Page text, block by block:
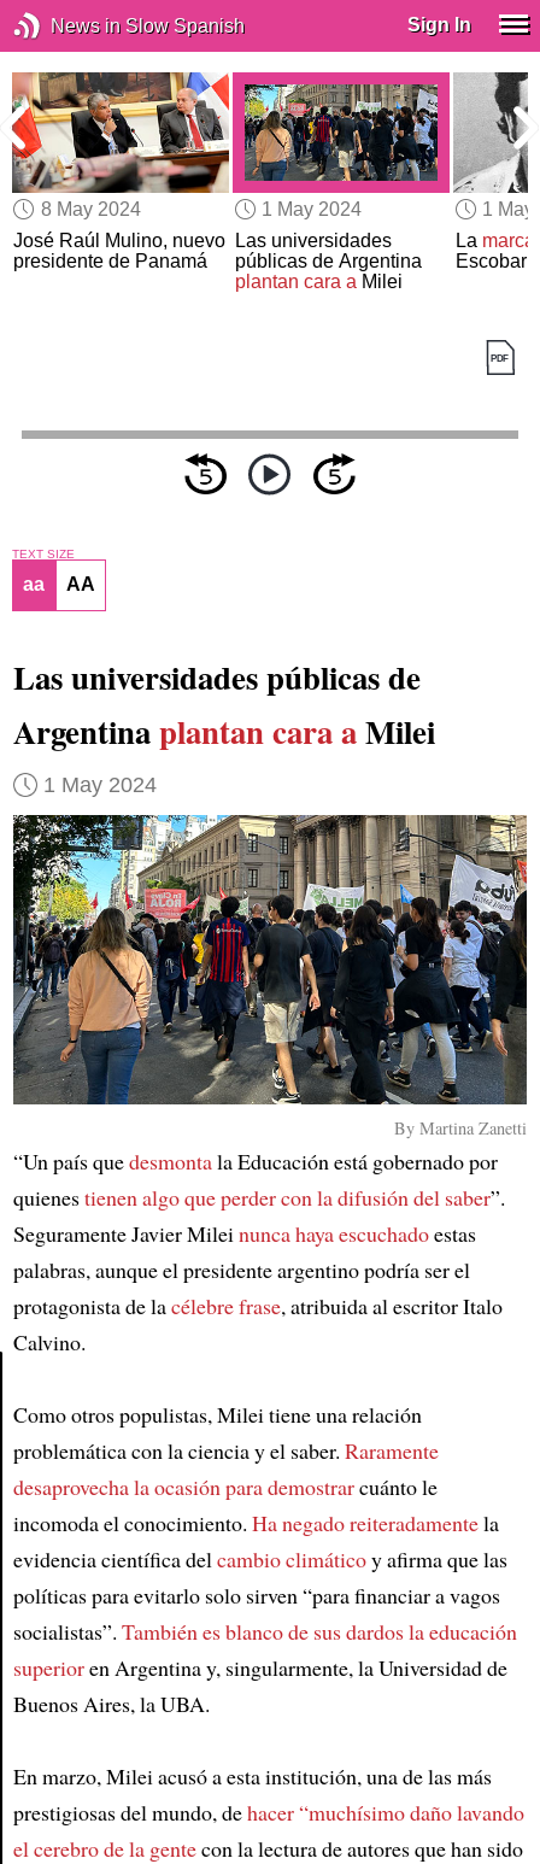
News in Slow Spanish Sign In
8 May 2024
José Raúl Mulino, nuevo
presidente de Panamá
1 May 2024
Las universidades
públicas de Argentina
plantan cara aMilei
1 May
La marca
Article
TEXT SIZE
aa AA
Las universidades públicas de
Argentinaplantan cara aMilei
1 May 2024
By Martina Zanetti
“Un país quedesmontala Educación está gobernado por
quienestienen algo que perder con la difusión del saber”.
Seguramente Javier Mileinunca haya escuchadoestas
palabras, aunque el presidente argentino podría ser el
protagonista de lacélebre frase, atribuida al escritor Italo
Calvino.
Como otros populistas, Milei tiene una relación
problemática con la ciencia y el saber. Raramente
desaprovecha la ocasión para demostrarcuánto le
incomoda el conocimiento. Ha negado reiteradamentela
evidencia científica delcambio climáticoy afirma que las
políticas para evitarlo solo sirven “para financiar a vagos
socialistas”. También es blanco de sus dardos la educación
superioren Argentina y, singularmente, la Universidad de
Buenos Aires, la UBA.
En marzo, Milei acusó a esta institución, una de las más
prestigiosas del mundo, dehacer “muchísimo daño lavando
el cerebro de la gentecon la lectura de autores que han sido